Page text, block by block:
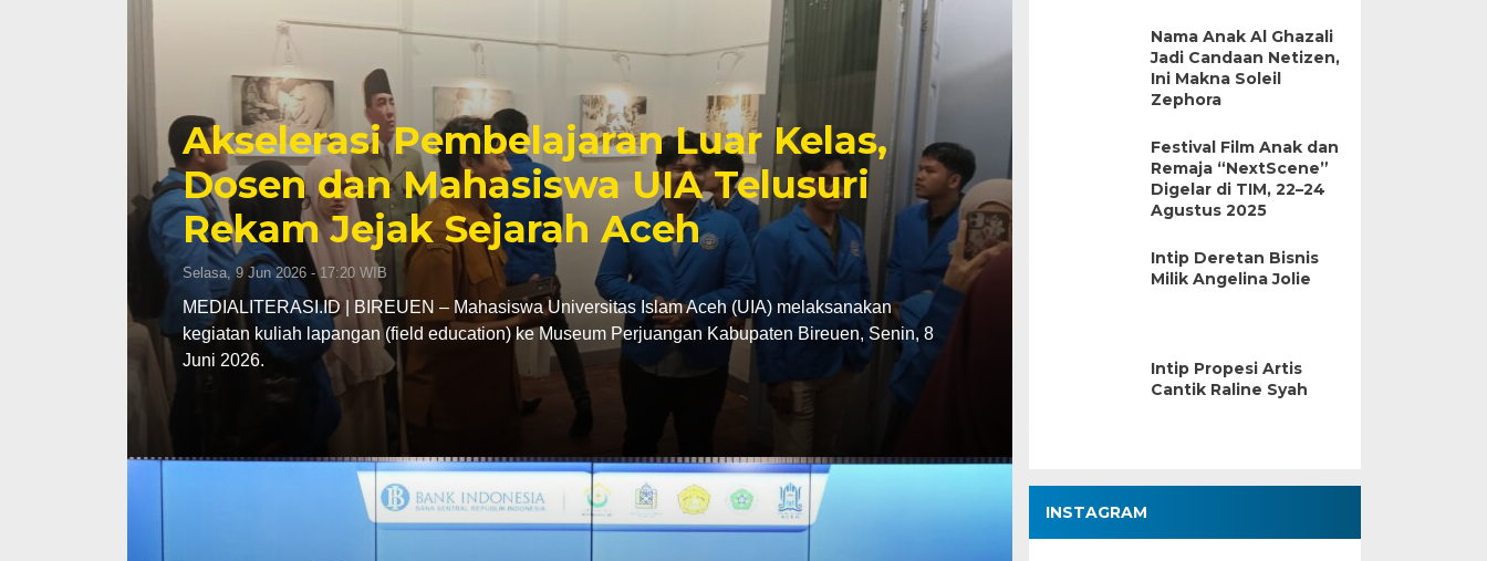
Akselerasi Pembelajaran Luar Kelas,
Dosen dan Mahasiswa UIA Telusuri
Rekam Jejak Sejarah Aceh
Selasa, 9 Jun 2026 - 17:20 WIB
MEDIALITERASI.ID | BIREUEN – Mahasiswa Universitas Islam Aceh (UIA) melaksanakan
kegiatan kuliah lapangan (field education) ke Museum Perjuangan Kabupaten Bireuen, Senin, 8
Juni 2026.
Nama Anak Al Ghazali
Jadi Candaan Netizen,
Ini Makna Soleil
Zephora
Festival Film Anak dan
Remaja “NextScene”
Digelar di TIM, 22–24
Agustus 2025
Intip Deretan Bisnis
Milik Angelina Jolie
Intip Propesi Artis
Cantik Raline Syah
INSTAGRAM